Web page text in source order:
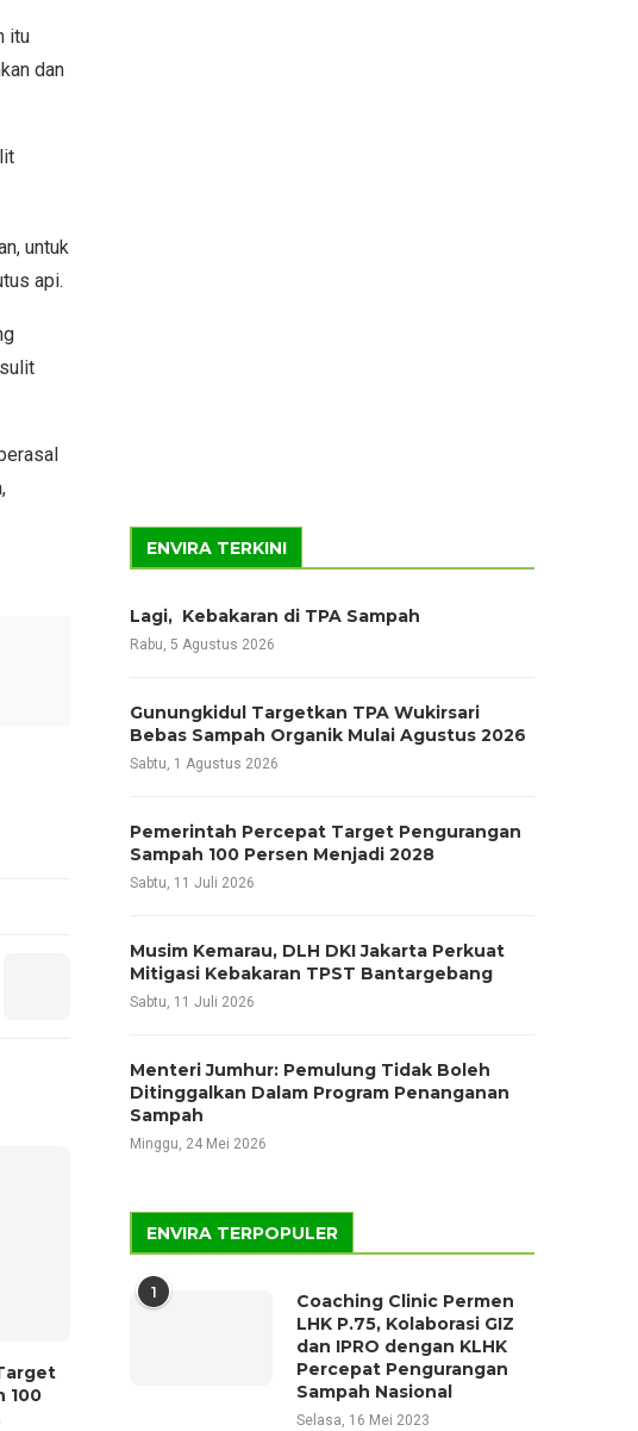
itu
dan
untuk
api.
100
ENVIRA TERKINI
Lagi, Kebakaran di TPA Sampah
Rabu, 5 Agustus 2026
Gunungkidul Targetkan TPA Wukirsari
Bebas Sampah Organik Mulai Agustus 2026
Sabtu, 1 Agustus 2026
Pemerintah Percepat Target Pengurangan
Sampah 100 Persen Menjadi 2028
Sabtu, 11 Juli 2026
Musim Kemarau, DLH DKI Jakarta Perkuat
Mitigasi Kebakaran TPST Bantargebang
Sabtu, 11 Juli 2026
Menteri Jumhur: Pemulung Tidak Boleh
Ditinggalkan Dalam Program Penanganan
Sampah
Minggu, 24 Mei 2026
ENVIRA TERPOPULER
1
Coaching Clinic Permen
LHK P.75, Kolaborasi GIZ
dan IPRO dengan KLHK
Percepat Pengurangan
Sampah Nasional
Selasa, 16 Mei 2023